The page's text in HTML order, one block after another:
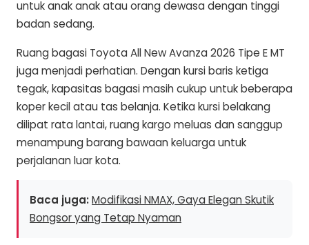
untuk anak anak atau orang dewasa dengan tinggi
badan sedang.
Ruang bagasi Toyota All New Avanza 2026 Tipe E MT
juga menjadi perhatian. Dengan kursi baris ketiga
tegak, kapasitas bagasi masih cukup untuk beberapa
koper kecil atau tas belanja. Ketika kursi belakang
dilipat rata lantai, ruang kargo meluas dan sanggup
menampung barang bawaan keluarga untuk
perjalanan luar kota.
Baca juga:Modifikasi NMAX, Gaya Elegan Skutik
Bongsor yang Tetap Nyaman